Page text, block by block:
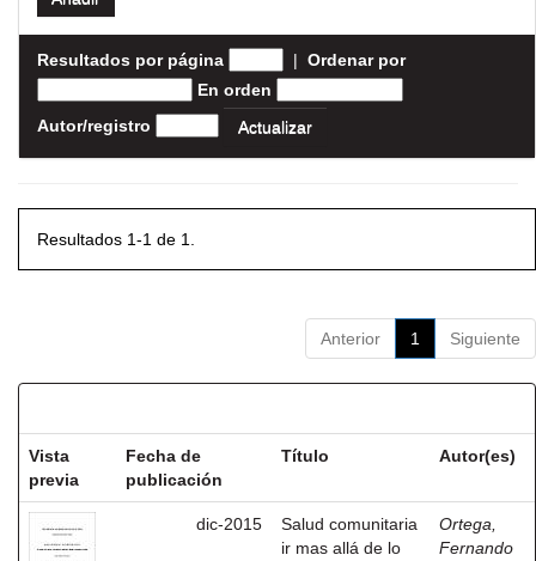
Resultados por página | Ordenar por
En orden
Autor/registro
Resultados 1-1 de 1.
Anterior 1 Siguiente
Vista
previa
Fecha de
publicación
Título Autor(es)
dic-2015
Salud comunitaria
ir mas allá de lo
Ortega,
Fernando